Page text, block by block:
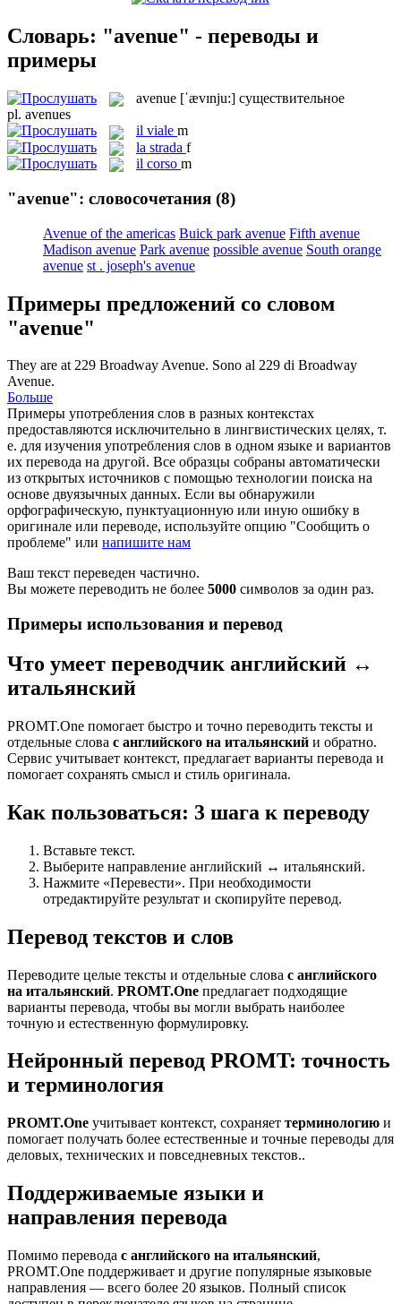
Словарь: "avenue" - переводы и
примеры
avenue [ˈævɪnju:] существительное
pl. avenues
il viale m
la strada f
il corso m
"avenue": словосочетания (8)
Avenue of the americas Buick park avenue Fifth avenue
Madison avenue Park avenue possible avenue South orange
avenue st . joseph's avenue
Примеры предложений со словом
"avenue"
They are at 229 BroadwayAvenue. Sono al 229 di Broadway
Avenue.
Больше
Примеры употребления слов в разных контекстах
предоставляются исключительно в лингвистических целях, т.
е. для изучения употребления слов в одном языке и вариантов
их перевода на другой. Все образцы собраны автоматически
из открытых источников с помощью технологии поиска на
основе двуязычных данных. Если вы обнаружили
орфографическую, пунктуационную или иную ошибку в
оригинале или переводе, используйте опцию "Сообщить о
проблеме" или напишите нам
Ваш текст переведен частично.
Вы можете переводить не более 5000 символов за один раз.
Примеры использования и перевод
Что умеет переводчик английский ↔
итальянский
PROMT.One помогает быстро и точно переводить тексты и
отдельные слова с английского на итальянский и обратно.
Сервис учитывает контекст, предлагает варианты перевода и
помогает сохранять смысл и стиль оригинала.
Как пользоваться: 3 шага к переводу
Вставьте текст.
Выберите направление английский ↔ итальянский.
Нажмите «Перевести». При необходимости
отредактируйте результат и скопируйте перевод.
Перевод текстов и слов
Переводите целые тексты и отдельные слова с английского
на итальянский. PROMT.One предлагает подходящие
варианты перевода, чтобы вы могли выбрать наиболее
точную и естественную формулировку.
Нейронный перевод PROMT: точность
и терминология
PROMT.One учитывает контекст, сохраняет терминологию и
помогает получать более естественные и точные переводы для
деловых, технических и повседневных текстов..
Поддерживаемые языки и
направления перевода
Помимо перевода с английского на итальянский,
PROMT.One поддерживает и другие популярные языковые
направления — всего более 20 языков. Полный список